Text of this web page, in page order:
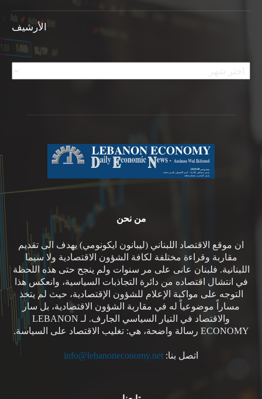
الأرشيف
الأرشيف
من نحن
ان موقع الاقتصاد اللبناني (ليبانون ايكونومي) يهدف الى تقديم
مقاربة وقراءة مختلفة لكافة الشؤون الاقتصادية ولا سيما
اللبنانية. فلبنان عانى على مر سنوات ولم ينجح حتى هذه اللحظة
في انتشال اقتصاده من دائرة التجاذبات السياسية، وانعكس هذا
التوجه على مواكبة الإعلام للشؤون الإقتصادية، حيث لم يتخذ
مساراً موضوعياً له في مقاربة الشؤون الاقتصادية، بل سار
والاقتصاد في التيار السياسي الجارف. لـ LEBANON
ECONOMY رسالة واضحة، هي: تغليب الاقتصاد على السياسة.
اتصل بنا: info@lebanoneconomy.net